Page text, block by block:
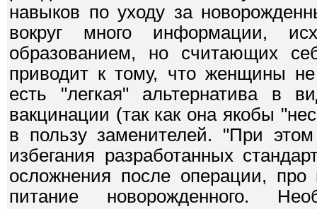
навыков по уходу за
вокруг много информации,
образованием, но считающих
приводит к тому, что женщины не
есть "легкая" альтернатива в
вакцинации (так как она якобы
в пользу заменителей. "При
избегания разработанных
осложнения после операции, про
питание новорожденного.